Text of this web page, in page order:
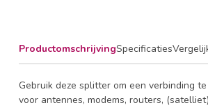
ProductomschrijvingSpecificaties
Gebruik deze splitter om een verbinding
voor antennes, modems, routers,